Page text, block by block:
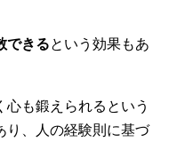
できるという効果もあ
も鍛えられるという
り、人の経験則に基づ